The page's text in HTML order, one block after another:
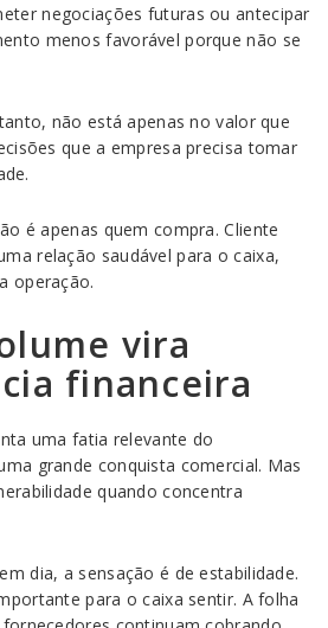
negociações futuras ou antecipar
menos favorável porque não se
não está apenas no valor que
que a empresa precisa tomar
é apenas quem compra. Cliente
relação saudável para o caixa,
operação.
vira
financeira
uma fatia relevante do
grande conquista comercial. Mas
quando concentra
dia, a sensação é de estabilidade.
para o caixa sentir. A folha